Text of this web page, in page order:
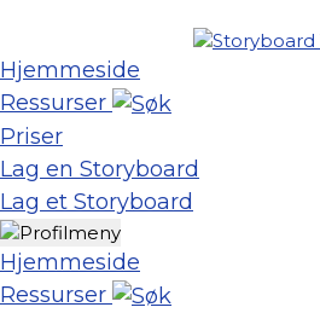
Hjemmeside
Ressurser
Priser
Lag en Storyboard
Lag et Storyboard
Hjemmeside
Ressurser